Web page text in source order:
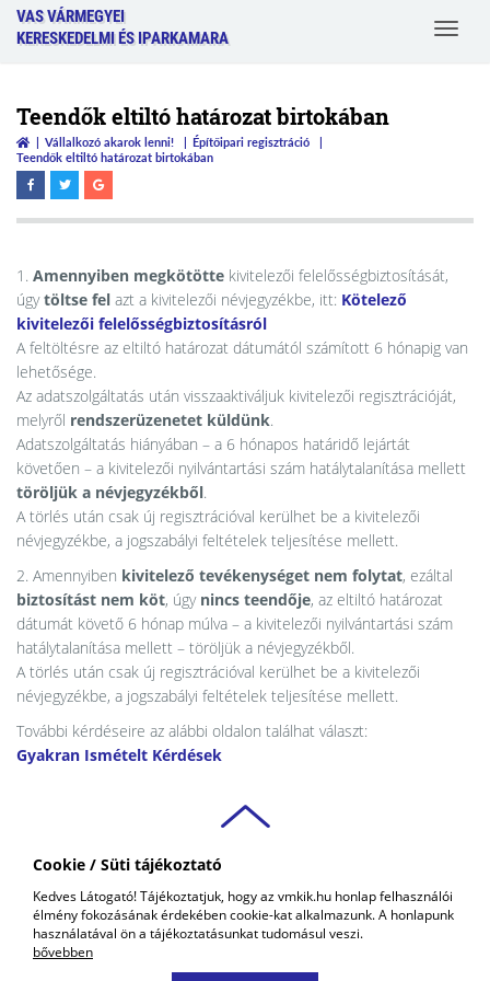
Cookie / Süti tájékoztató
Kedves Látogató! Tájékoztatjuk, hogy az vmkik.hu honlap felhasználói
élmény fokozásának érdekében cookie-kat alkalmazunk. A honlapunk
használatával ön a tájékoztatásunkat tudomásul veszi.
bővebben
VAS VÁRMEGYEI
KERESKEDELMI ÉS IPARKAMARA
Toggle
Teendők eltiltó határozat birtokában
Vállalkozó akarok lenni!
Építőipari regisztráció
Teendők eltiltó határozat birtokában
1. Amennyiben megkötötte kivitelezői felelősségbiztosítását,
úgytöltse fel azt a kivitelezői névjegyzékbe, itt: Kötelező
kivitelezői felelősségbiztosításról
A feltöltésre az eltiltó határozat dátumától számított 6 hónapig van
lehetősége.
Az adatszolgáltatás után visszaaktiváljuk kivitelezői regisztrációját,
melyről rendszerüzenetet küldünk.
Adatszolgáltatás hiányában – a 6 hónapos határidő lejártát
követően – a kivitelezői nyilvántartási szám hatálytalanítása mellett
töröljük a névjegyzékből.
A törlés után csak új regisztrációval kerülhet be a kivitelezői
névjegyzékbe, a jogszabályi feltételek teljesítése mellett.
2. Amennyiben kivitelező tevékenységet nem folytat, ezáltal
biztosítást nem köt, úgy nincs teendője, az eltiltó határozat
dátumát követő 6 hónap múlva – a kivitelezői nyilvántartási szám
hatálytalanítása mellett – töröljük a névjegyzékből.
A törlés után csak új regisztrációval kerülhet be a kivitelezői
névjegyzékbe, a jogszabályi feltételek teljesítése mellett.
További kérdéseire az alábbi oldalon találhat választ:
Gyakran Ismételt Kérdések
VAS VÁRMEGYEI
KERESKEDELMI ÉS IPARKAMARA
COPYRIGHT © 2018 - 2026 VMKIK. |
ALL RIGHTS RESERVED! DESIGNED &
POWERED BY
POSITIVE ADAMSKY